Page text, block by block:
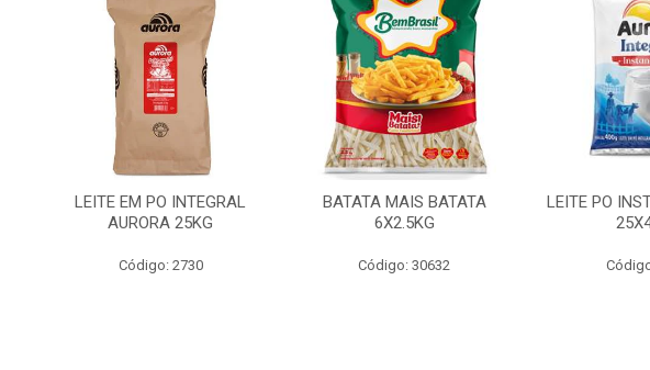
LEITE EM PO INTEGRAL
AURORA 25KG
Código: 2730
BATATA MAIS BATATA
6X2.5KG
Código: 30632
LEITE PO